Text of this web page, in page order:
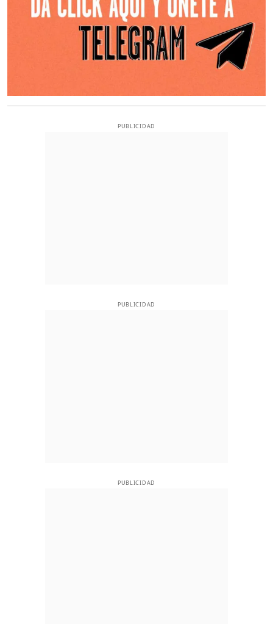
PUBLICIDAD
PUBLICIDAD
PUBLICIDAD